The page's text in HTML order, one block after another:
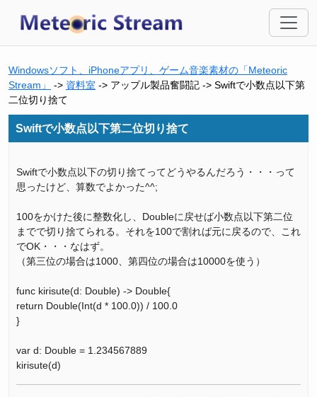
Windowsソフト、iPhoneアプリ、ゲーム音楽素材の「Meteoric
Stream」
-> 資料室 -> アップル製品奮闘記 -> Swiftで小数点以下第
二位切り捨て
Swiftで小数点以下第二位切り捨て
Swiftで小数点以下の切り捨てってどうやるんだろう・・・って
思ったけど、算数でよかった^^;
100をかけた後に整数化し、Doubleに戻せば小数点以下第二位
までで切り捨てられる。それを100で割れば元に戻るので、これ
でOK・・・なはず。
（第三位の場合は1000、第四位の場合は10000を使う）
func kirisute(d: Double) -> Double{
return Double(Int(d * 100.0)) / 100.0
}
var d: Double = 1.234567889
kirisute(d)